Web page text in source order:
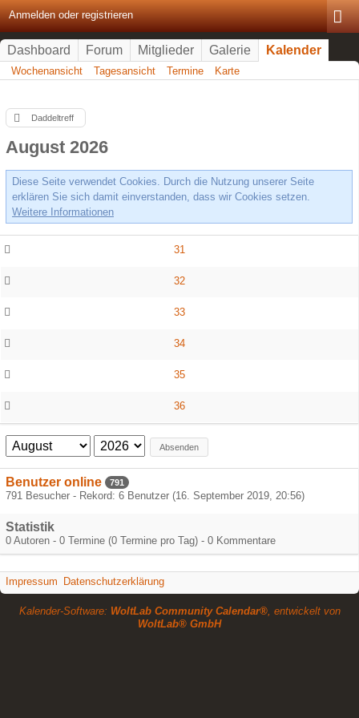
Anmelden oder registrieren
Dashboard Forum Mitglieder Galerie Kalender
Wochenansicht Tagesansicht Termine Karte
Daddeltreff
August 2026
Diese Seite verwendet Cookies. Durch die Nutzung unserer Seite
erklären Sie sich damit einverstanden, dass wir Cookies setzen.
Weitere Informationen
31
32
33
34
35
36
Absenden
Benutzer online 791
791 Besucher - Rekord: 6 Benutzer (16. September 2019, 20:56)
Statistik
0 Autoren - 0 Termine (0 Termine pro Tag) - 0 Kommentare
Impressum Datenschutzerklärung
Kalender-Software: WoltLab Community Calendar®, entwickelt von
WoltLab® GmbH